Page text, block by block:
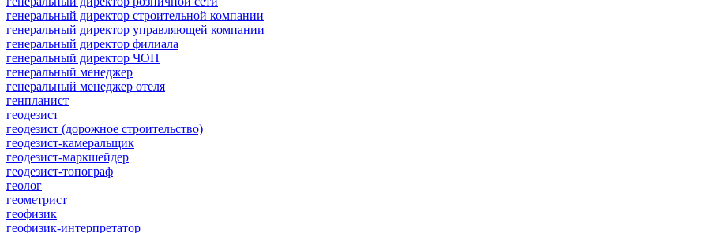
генеральный директор строительной компании
генеральный директор управляющей компании
генеральный директор филиала
генеральный директор ЧОП
генеральный менеджер
генеральный менеджер отеля
генпланист
геодезист
геодезист (дорожное строительство)
геодезист-камеральщик
геодезист-маркшейдер
геодезист-топограф
геолог
геометрист
геофизик
геофизик-интерпретатор